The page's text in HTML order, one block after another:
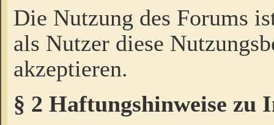
Die Nutzung des Forums
als Nutzer diese
akzeptieren.
§ 2 Haftungshinweise zu